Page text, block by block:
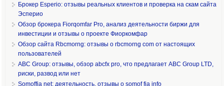
Брокер Esperio: отзывы реальных клиентов и проверка на скам сайта
Эсперио
Обзор брокера Fiorqomfar Pro, анализ деятельности биржи для
инвестиции и отзывы о проекте Фиоркомфар
Обзор сайта Rbcmorng: отзывы о rbcmorng com от настоящих
пользователей
ABC Group: отзывы, обзор abcfx pro, что предлагает ABC Group LTD,
риски, развод или нет
Somoffia net: деятельность, отзывы о somof fia info